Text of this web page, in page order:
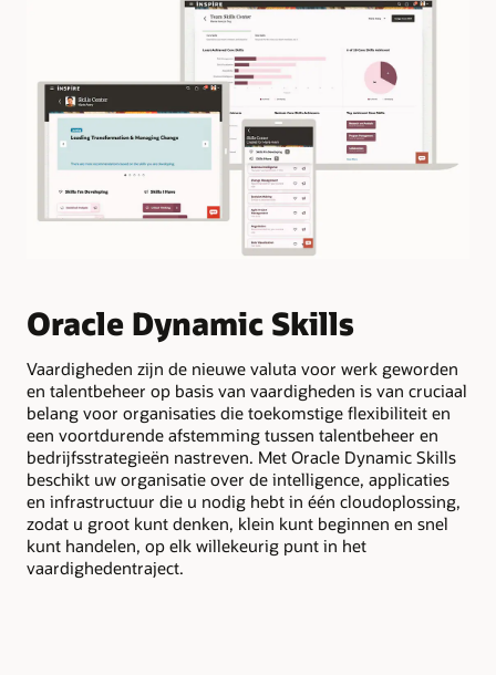
Oracle Dynamic Skills
Vaardigheden zijn de nieuwe valuta voor werk geworden
en talentbeheer op basis van vaardigheden is van cruciaal
belang voor organisaties die toekomstige flexibiliteit en
een voortdurende afstemming tussen talentbeheer en
bedrijfsstrategieën nastreven. Met Oracle Dynamic Skills
beschikt uw organisatie over de intelligence, applicaties
en infrastructuur die u nodig hebt in één cloudoplossing,
zodat u groot kunt denken, klein kunt beginnen en snel
kunt handelen, op elk willekeurig punt in het
vaardighedentraject.